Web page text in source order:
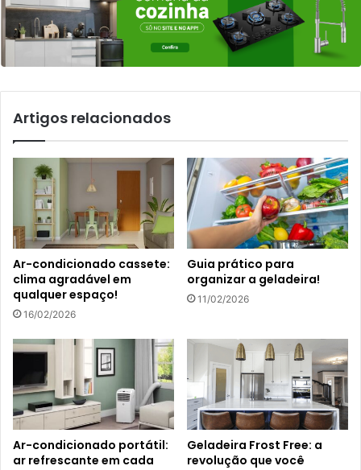
Artigos relacionados
Ar-condicionado cassete:
clima agradável em
qualquer espaço!
16/02/2026
Guia prático para
organizar a geladeira!
11/02/2026
Ar-condicionado portátil:
ar refrescante em cada
Geladeira Frost Free: a
revolução que você